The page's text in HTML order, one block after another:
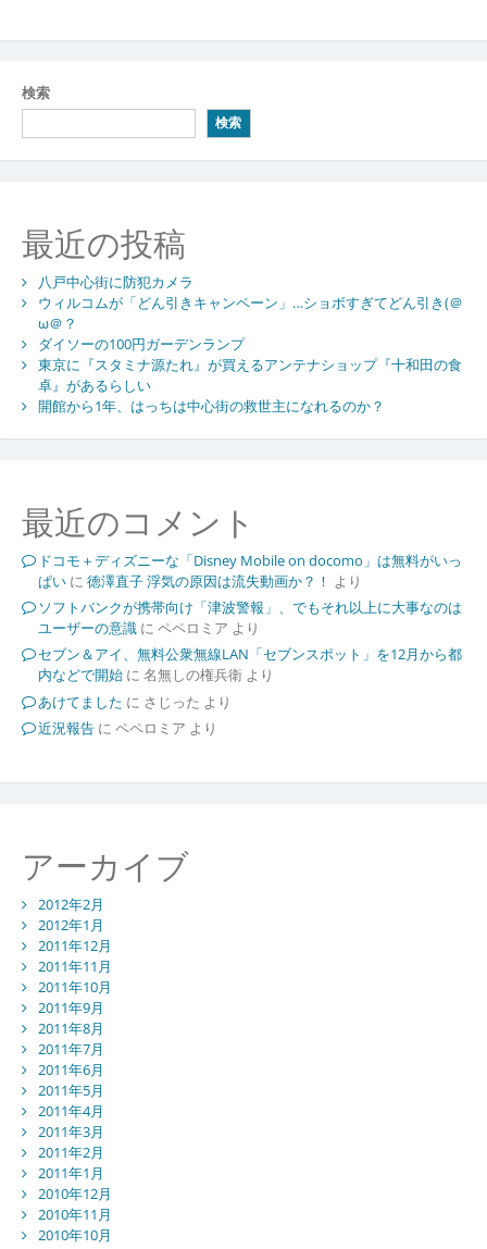
検索
検索
最近の投稿
八戸中心街に防犯カメラ
ウィルコムが「どん引きキャンペーン」…ショボすぎてどん引き(＠
ω＠？
ダイソーの100円ガーデンランプ
東京に『スタミナ源たれ』が買えるアンテナショップ『十和田の食
卓』があるらしい
開館から1年、はっちは中心街の救世主になれるのか？
最近のコメント
ドコモ＋ディズニーな「Disney Mobile on docomo」は無料がいっ
ぱいに 徳澤直子 浮気の原因は流失動画か？！ より
ソフトバンクが携帯向け「津波警報」、でもそれ以上に大事なのは
ユーザーの意識に ペペロミア より
セブン＆アイ、無料公衆無線LAN「セブンスポット」を12月から都
内などで開始に 名無しの権兵衛より
あけてました に さじった より
近況報告に ペペロミア より
アーカイブ
2012年2月
2012年1月
2011年12月
2011年11月
2011年10月
2011年9月
2011年8月
2011年7月
2011年6月
2011年5月
2011年4月
2011年3月
2011年2月
2011年1月
2010年12月
2010年11月
2010年10月